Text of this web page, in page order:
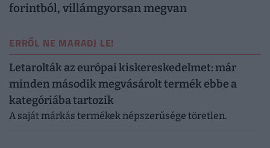
forintból, villámgyorsan megvan
ERRŐL NE MARADJ LE!
Letarolták az európai kiskereskedelmet: már
minden második megvásárolt termék ebbe a
kategóriába tartozik
A saját márkás termékek népszerűsége töretlen.